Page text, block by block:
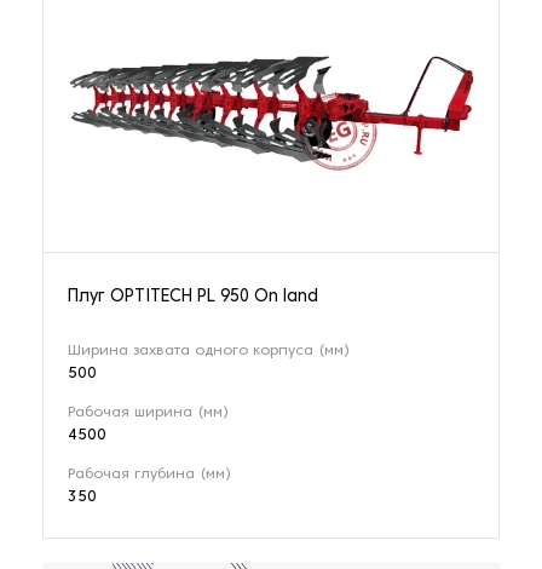
Плуг OPTITECH PL 950 On land
Ширина захвата одного корпуса (мм)
500
Рабочая ширина (мм)
4500
Рабочая глубина (мм)
350